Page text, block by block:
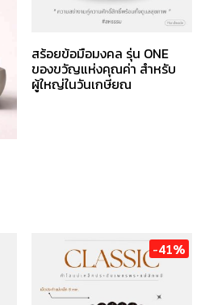
สร้อยข้อมือมงคล รุ่น ONE
ของขวัญแห่งคุณค่า สำหรับ
ผู้ใหญ่ในวันเกษียณ
-41%